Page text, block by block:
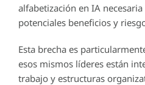
alfabetización en IA
potenciales beneficios y
Esta brecha es
esos mismos líderes están
trabajo y estructuras